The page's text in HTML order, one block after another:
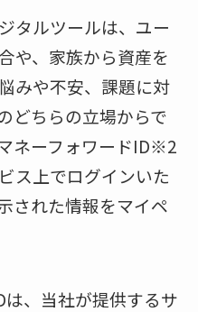
タルツールは、ユー
や、家族から資産を
みや不安、課題に対
どちらの立場からで
ネーフォワードID※2
ス上でログインいた
された情報をマイペ
、当社が提供するサ